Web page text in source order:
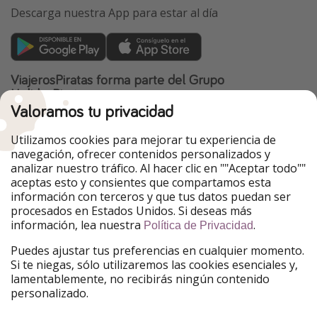
Descarga nuestra App para estar al día
ViajerosPiratas forma parte del Grupo
HolidayPirates
Nuestros mercados
PiratinViaggio
HolidayPirates
VakantiePiraten
WakacyjniPiraci
VoyagesPirates
Ferienpiraten
Urlaubspiraten
Urlaubspiraten
TravelPirates
Nuestro grupo
HolidayPirates Group
Conócenos mejor
Sobre ViajerosPiratas
Información legal
Valoramos tu privacidad
Utilizamos cookies para mejorar tu experiencia de
navegación, ofrecer contenidos personalizados y
analizar nuestro tráfico. Al hacer clic en ""Aceptar todo""
aceptas esto y consientes que compartamos esta
información con terceros y que tus datos puedan ser
procesados en Estados Unidos. Si deseas más
información, lea nuestra Política de Privacidad.
Puedes ajustar tus preferencias en cualquier momento.
Si te niegas, sólo utilizaremos las cookies esenciales y,
lamentablemente, no recibirás ningún contenido
personalizado.